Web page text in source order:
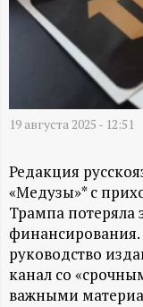
А
Д
Н
-
и
19 августа 2025 - 12:51
Редакция
«Медузы»* с
Трампа потеряла
финансирования.
руководство
канал со
важными